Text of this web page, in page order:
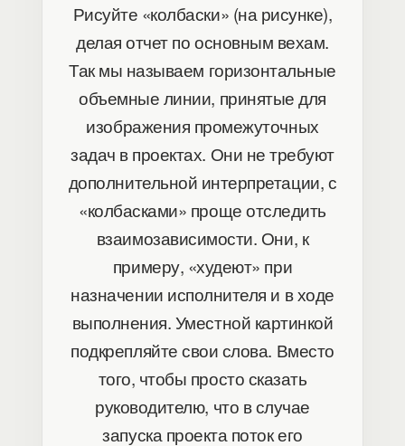
Рисуйте «колбаски» (на рисунке),
делая отчет по основным вехам.
Так мы называем горизонтальные
объемные линии, принятые для
изображения промежуточных
задач в проектах. Они не требуют
дополнительной интерпретации, с
«колбасками» проще отследить
взаимозависимости. Они, к
примеру, «худеют» при
назначении исполнителя и в ходе
выполнения. Уместной картинкой
подкрепляйте свои слова. Вместо
того, чтобы просто сказать
руководителю, что в случае
запуска проекта поток его